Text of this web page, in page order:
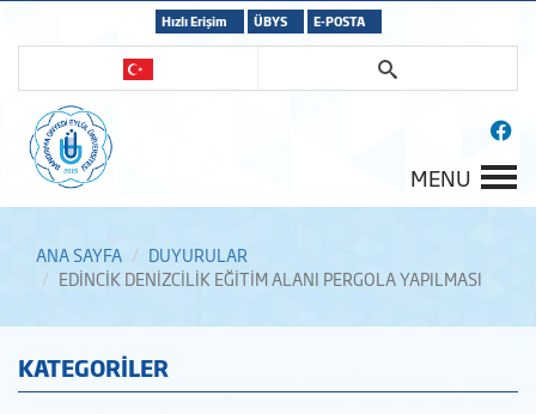
Hızlı Erişim ÜBYS E-POSTA
MENU
ANA SAYFA
DUYURULAR
EDİNCİK DENİZCİLİK EĞİTİM ALANI PERGOLA YAPILMASI
KATEGORİLER